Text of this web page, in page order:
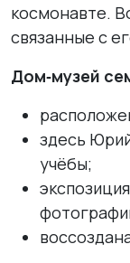
космонавте.
связанные с
Дом‑музей
здесь
учёбы;